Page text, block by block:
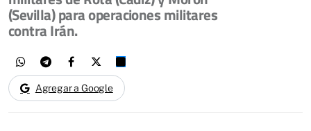
(Sevilla) para operaciones militares
contra Irán.
Agregar a Google